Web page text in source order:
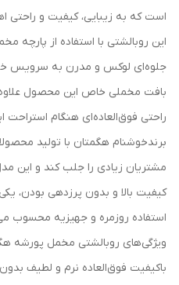
است که به زیبایی، کیفیت و راحتی
این روبالشتی با استفاده از
جلوه‌ای لوکس و مدرن به سرویس
بافت مخملی خاص این محصول
راحتی فوق‌العاده‌ای هنگام استراحت
برندخوشنام هگمتان با تولید
مشتریان زیادی را جلب کند و این
کیفیت بالا و بدون پرزدهی بودن،
استفاده روزمره و جهیزیه محسوب
ویژگی‌های روبالشتی مخمل پورشه
باکیفیت فوق‌العاده نرم و لطیف